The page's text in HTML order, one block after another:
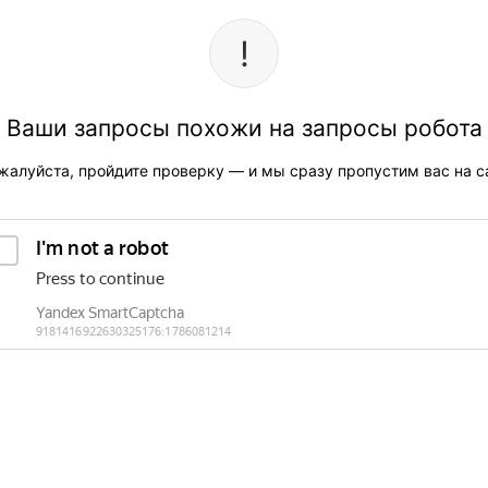
Ваши запросы похожи на запросы робота
пройдите проверку — и мы сразу пропустим вас на